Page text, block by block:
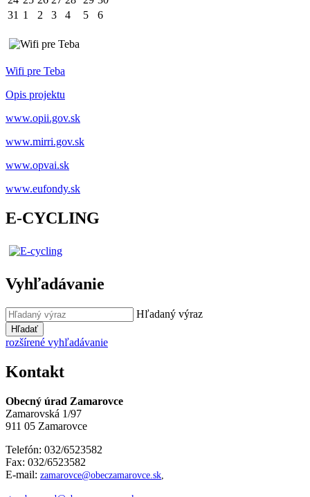
31 1 2 3 4 5 6
Wifi pre Teba
Opis projektu
www.opii.gov.sk
www.mirri.gov.sk
www.opvai.sk
www.eufondy.sk
E-CYCLING
Vyhľadávanie
Hľadaný výraz
Hľadať
rozšírené vyhľadávanie
Kontakt
Obecný úrad Zamarovce
Zamarovská 1/97
911 05 Zamarovce
Telefón: 032/6523582
Fax: 032/6523582
E-mail: zamarovce@obeczamarovce.sk